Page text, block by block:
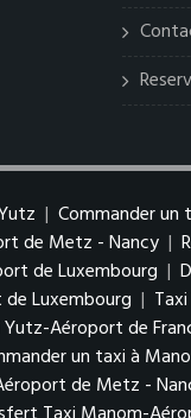
| Commander un
de Metz - Nancy |
de Luxembourg |
Luxembourg |
Yutz-Aéroport de
un taxi à
de Metz -